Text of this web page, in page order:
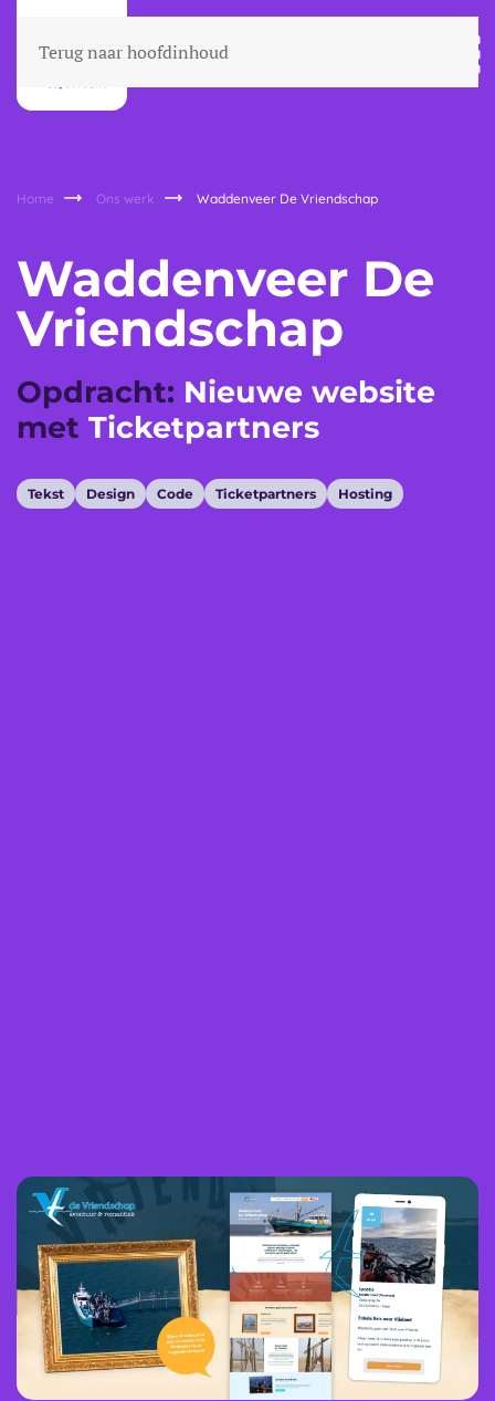
Terug naar hoofdinhoud
Home Ons werk Waddenveer De Vriendschap
Waddenveer De
Vriendschap
Opdracht: Nieuwe website
met Ticketpartners
Tekst Design Code Ticketpartners Hosting